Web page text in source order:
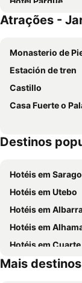
La Casona del
Atrações -
Monasterio de
Estación de tren
Castillo
Casa Fuerte o Palacio de
Destinos
Hotéis em
Hotéis em Utebo
Hotéis em
Hotéis em
Hotéis em
Mais